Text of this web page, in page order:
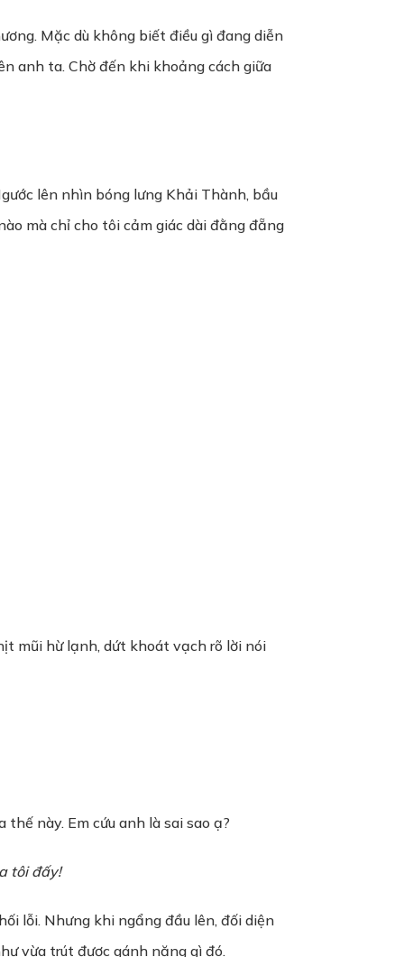
Mặc dù không biết điều gì đang diễn
anh ta. Chờ đến khi khoảng cách giữa
lên nhìn bóng lưng Khải Thành, bầu
mà chỉ cho tôi cảm giác dài đằng đẵng
mũi hừ lạnh, dứt khoát vạch rõ lời nói
này. Em cứu anh là sai sao ạ?
tôi đấy!
lỗi. Nhưng khi ngẩng đầu lên, đối diện
vừa trút được gánh nặng gì đó.